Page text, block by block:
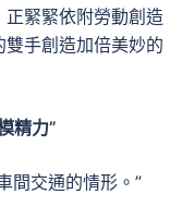
緊緊依附勞動創造
手創造加倍美妙的
精力”
間交通的情形。”